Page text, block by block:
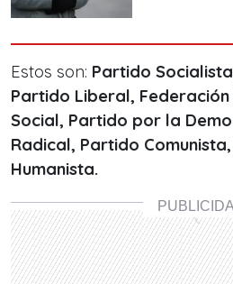
Estos son: Partido
Partido Liberal,
Social, Partido por la
Radical, Partido
Humanista.